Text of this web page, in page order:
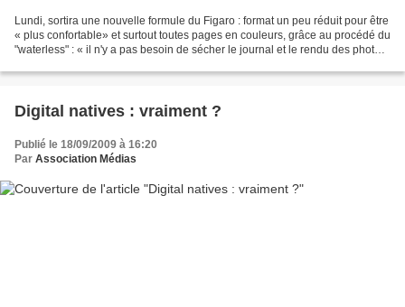
Lundi, sortira une nouvelle formule du Figaro : format un peu réduit pour être
« plus confortable» et surtout toutes pages en couleurs, grâce au procédé du
"waterless" : « il n'y a pas besoin de sécher le journal et le rendu des photos
Digital natives : vraiment ?
Publié le 18/09/2009 à 16:20
Par Association Médias